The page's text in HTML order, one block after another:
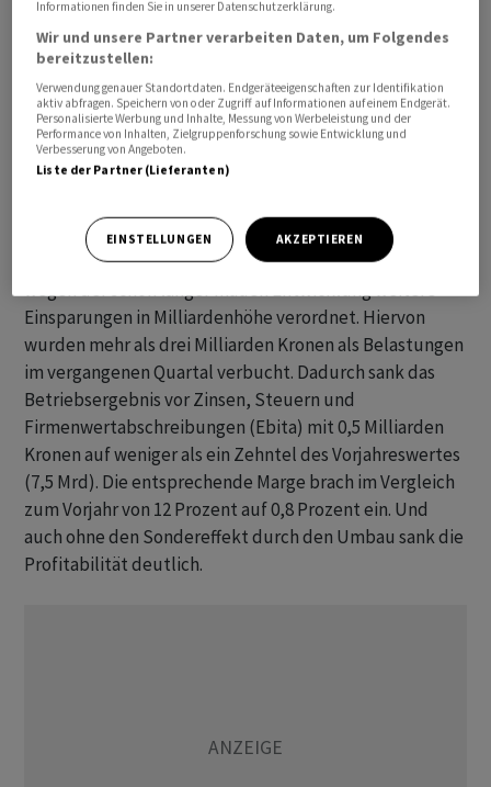
Netzwerksparte die Umsätze aus eigener Kraft - also
ohne Zu- und Verkäufe sowie Währungseffekte - um 13
Prozent zurück. Insbesondere in den USA war die
Entwicklung sehr schwach. Gute Geschäfte in Indien, wo
Ericsson inzwischen zum Marktführer aufgestiegen ist,
konnten dies nicht ausgleichen. Der gesamte
Konzernumsatz stieg auch dank einer Übernahme leicht
Konzernchef Ekholm hatte dem Konzern im Frühjahr
wegen der schon länger mauen Entwicklung weitere
Einsparungen in Milliardenhöhe verordnet. Hiervon
wurden mehr als drei Milliarden Kronen als Belastungen
im vergangenen Quartal verbucht. Dadurch sank das
Betriebsergebnis vor Zinsen, Steuern und
Firmenwertabschreibungen (Ebita) mit 0,5 Milliarden
Kronen auf weniger als ein Zehntel des Vorjahreswertes
(7,5 Mrd). Die entsprechende Marge brach im Vergleich
zum Vorjahr von 12 Prozent auf 0,8 Prozent ein. Und
auch ohne den Sondereffekt durch den Umbau sank die
Profitabilität deutlich.
Informationen finden Sie in unserer Datenschutzerklärung.
Wir und unsere Partner verarbeiten Daten, um Folgendes
bereitzustellen:
Verwendung genauer Standortdaten. Endgeräteeigenschaften zur Identifikation
aktiv abfragen. Speichern von oder Zugriff auf Informationen auf einem Endgerät.
Personalisierte Werbung und Inhalte, Messung von Werbeleistung und der
Performance von Inhalten, Zielgruppenforschung sowie Entwicklung und
Verbesserung von Angeboten.
Liste der Partner (Lieferanten)
EINSTELLUNGEN AKZEPTIEREN